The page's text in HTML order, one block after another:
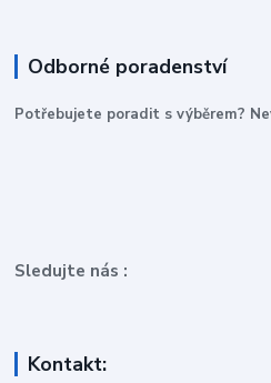
Odborné poradenství
Potřebujete poradit s výběrem?
Sledujte nás :
Kontakt: